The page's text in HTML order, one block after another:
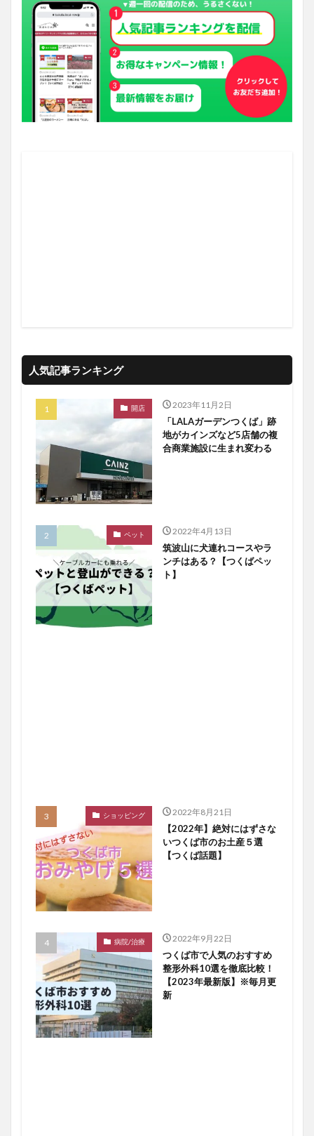
人気記事ランキング
開店 2023年11月2日
「LALAガーデンつくば」跡
地がカインズなど5店舗の複
合商業施設に生まれ変わる
ペット 2022年4月13日
筑波山に犬連れコースやラ
ンチはある？【つくばペッ
ト】
ショッピング 2022年8月21日
【2022年】絶対にはずさな
いつくば市のお土産５選
【つくば話題】
病院/治療 2022年9月22日
つくば市で人気のおすすめ
整形外科10選を徹底比較！
【2023年最新版】※毎月更
新